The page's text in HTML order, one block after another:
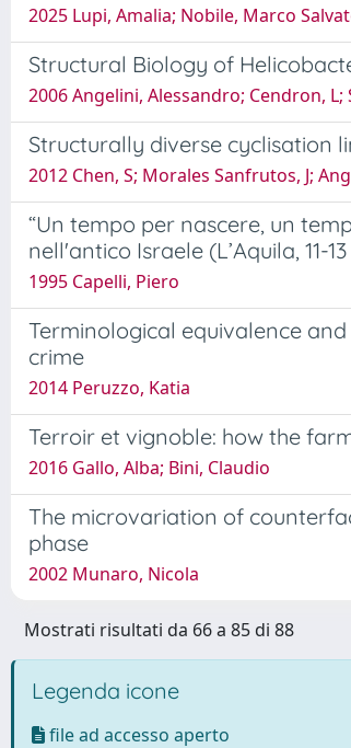
2025 Lupi, Amalia; Nobile, Marco
Structural Biology of
2006 Angelini, Alessandro; Cendron, L;
Structurally diverse cyclisation
2012 Chen, S; Morales Sanfrutos, J;
“Un tempo per nascere, un
nell'antico Israele (L’Aquila, 11-
1995 Capelli, Piero
Terminological equivalence
crime
2014 Peruzzo, Katia
Terroir et vignoble: how the
2016 Gallo, Alba; Bini, Claudio
The microvariation of
phase
2002 Munaro, Nicola
Mostrati risultati da 66 a 85 di 88
Legenda icone
file ad accesso aperto